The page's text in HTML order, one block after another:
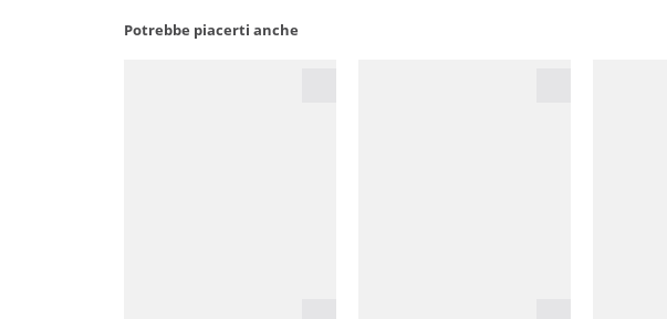
Potrebbe piacerti anche